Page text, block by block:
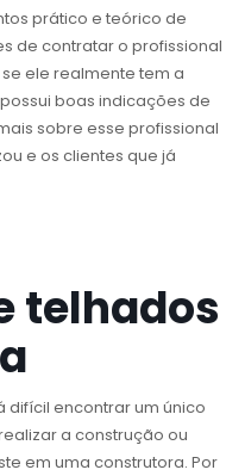
prático e teórico de
de contratar o profissional
ele realmente tem a
boas indicações de
sobre esse profissional
e os clientes que já
telhados
difícil encontrar um único
a construção ou
em uma construtora. Por